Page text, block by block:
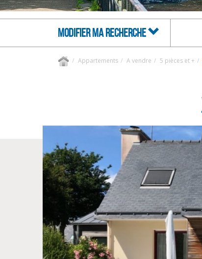
MODIFIER MA RECHERCHE
Appartements A vendre 5 pièces et +